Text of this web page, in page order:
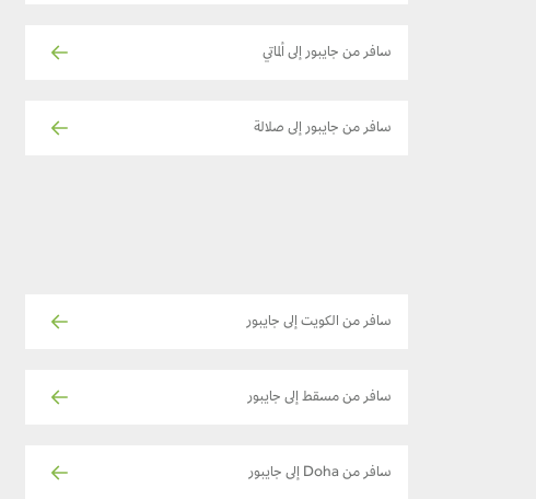
سافر من جايبور إلى ألماتي
سافر من جايبور إلى صلالة
سافر من الكويت إلى جايبور
سافر من مسقط إلى جايبور
سافر من Doha إلى جايبور